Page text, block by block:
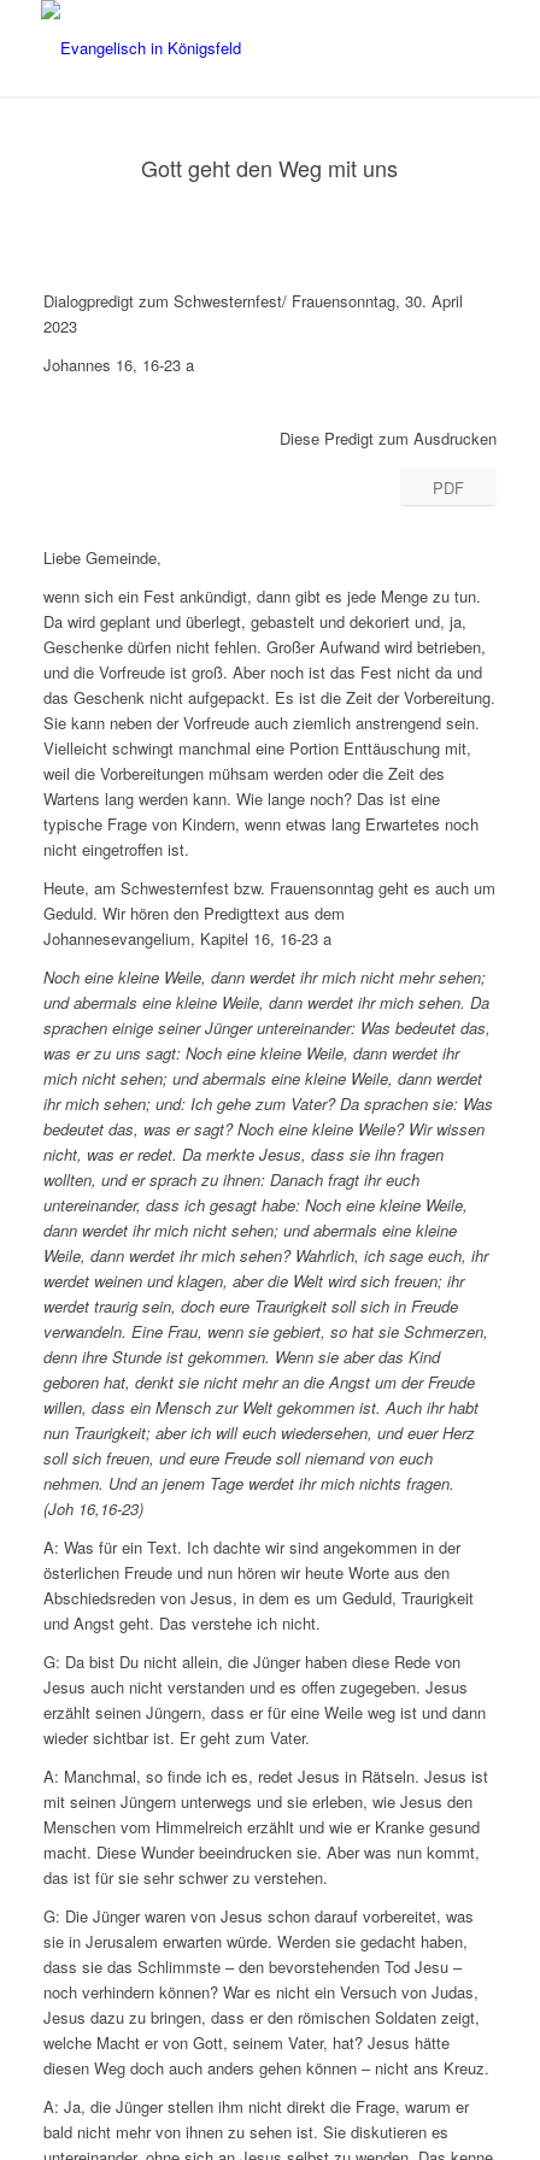
Gott geht den Weg mit uns
Dialogpredigt zum Schwesternfest/ Frauensonntag, 30. April
2023
Johannes 16, 16-23 a
Diese Predigt zum Ausdrucken
PDF
Liebe Gemeinde,
wenn sich ein Fest ankündigt, dann gibt es jede Menge zu tun.
Da wird geplant und überlegt, gebastelt und dekoriert und, ja,
Geschenke dürfen nicht fehlen. Großer Aufwand wird betrieben,
und die Vorfreude ist groß. Aber noch ist das Fest nicht da und
das Geschenk nicht aufgepackt. Es ist die Zeit der Vorbereitung.
Sie kann neben der Vorfreude auch ziemlich anstrengend sein.
Vielleicht schwingt manchmal eine Portion Enttäuschung mit,
weil die Vorbereitungen mühsam werden oder die Zeit des
Wartens lang werden kann. Wie lange noch? Das ist eine
typische Frage von Kindern, wenn etwas lang Erwartetes noch
nicht eingetroffen ist.
Heute, am Schwesternfest bzw. Frauensonntag geht es auch um
Geduld. Wir hören den Predigttext aus dem
Johannesevangelium, Kapitel 16, 16-23 a
Noch eine kleine Weile, dann werdet ihr mich nicht mehr sehen;
und abermals eine kleine Weile, dann werdet ihr mich sehen. Da
sprachen einige seiner Jünger untereinander: Was bedeutet das,
was er zu uns sagt: Noch eine kleine Weile, dann werdet ihr
mich nicht sehen; und abermals eine kleine Weile, dann werdet
ihr mich sehen; und: Ich gehe zum Vater? Da sprachen sie: Was
bedeutet das, was er sagt? Noch eine kleine Weile? Wir wissen
nicht, was er redet. Da merkte Jesus, dass sie ihn fragen
wollten, und er sprach zu ihnen: Danach fragt ihr euch
untereinander, dass ich gesagt habe: Noch eine kleine Weile,
dann werdet ihr mich nicht sehen; und abermals eine kleine
Weile, dann werdet ihr mich sehen? Wahrlich, ich sage euch, ihr
werdet weinen und klagen, aber die Welt wird sich freuen; ihr
werdet traurig sein, doch eure Traurigkeit soll sich in Freude
verwandeln. Eine Frau, wenn sie gebiert, so hat sie Schmerzen,
denn ihre Stunde ist gekommen. Wenn sie aber das Kind
geboren hat, denkt sie nicht mehr an die Angst um der Freude
willen, dass ein Mensch zur Welt gekommen ist. Auch ihr habt
nun Traurigkeit; aber ich will euch wiedersehen, und euer Herz
soll sich freuen, und eure Freude soll niemand von euch
nehmen. Und an jenem Tage werdet ihr mich nichts fragen.
(Joh 16,16-23)
A: Was für ein Text. Ich dachte wir sind angekommen in der
österlichen Freude und nun hören wir heute Worte aus den
Abschiedsreden von Jesus, in dem es um Geduld, Traurigkeit
und Angst geht. Das verstehe ich nicht.
G: Da bist Du nicht allein, die Jünger haben diese Rede von
Jesus auch nicht verstanden und es offen zugegeben. Jesus
erzählt seinen Jüngern, dass er für eine Weile weg ist und dann
wieder sichtbar ist. Er geht zum Vater.
A: Manchmal, so finde ich es, redet Jesus in Rätseln. Jesus ist
mit seinen Jüngern unterwegs und sie erleben, wie Jesus den
Menschen vom Himmelreich erzählt und wie er Kranke gesund
macht. Diese Wunder beeindrucken sie. Aber was nun kommt,
das ist für sie sehr schwer zu verstehen.
G: Die Jünger waren von Jesus schon darauf vorbereitet, was
sie in Jerusalem erwarten würde. Werden sie gedacht haben,
dass sie das Schlimmste – den bevorstehenden Tod Jesu –
noch verhindern können? War es nicht ein Versuch von Judas,
Jesus dazu zu bringen, dass er den römischen Soldaten zeigt,
welche Macht er von Gott, seinem Vater, hat? Jesus hätte
diesen Weg doch auch anders gehen können – nicht ans Kreuz.
A: Ja, die Jünger stellen ihm nicht direkt die Frage, warum er
bald nicht mehr von ihnen zu sehen ist. Sie diskutieren es